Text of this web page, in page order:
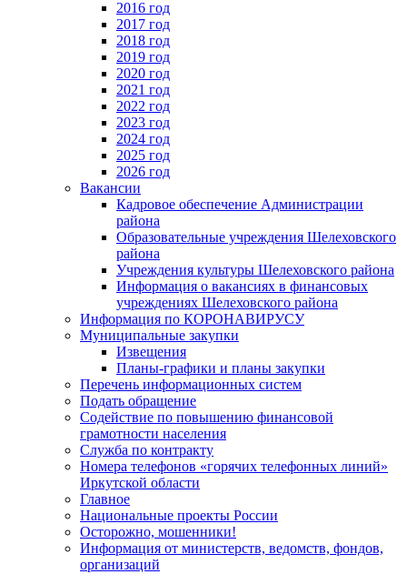
2016 год
2017 год
2018 год
2019 год
2020 год
2021 год
2022 год
2023 год
2024 год
2025 год
2026 год
Вакансии
Кадровое обеспечение Администрации
района
Образовательные учреждения Шелеховского
района
Учреждения культуры Шелеховского района
Информация о вакансиях в финансовых
учреждениях Шелеховского района
Информация по КОРОНАВИРУСУ
Муниципальные закупки
Извещения
Планы-графики и планы закупки
Перечень информационных систем
Подать обращение
Содействие по повышению финансовой
грамотности населения
Служба по контракту
Номера телефонов «горячих телефонных линий»
Иркутской области
Главное
Национальные проекты России
Осторожно, мошенники!
Информация от министерств, ведомств, фондов,
организаций